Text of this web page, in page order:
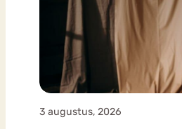
3 augustus, 2026